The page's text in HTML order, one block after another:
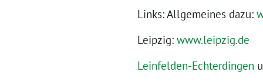
Links: Allgemeines dazu:
Leipzig: www.leipzig.de
Leinfelden-Echterdingen